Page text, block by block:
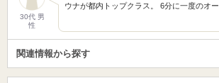
30代 男
性
ウナが都内トップクラス。 6分に一度のオ
関連情報から探す